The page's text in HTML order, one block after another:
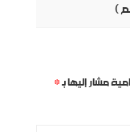
)
مشار إليها بـ*